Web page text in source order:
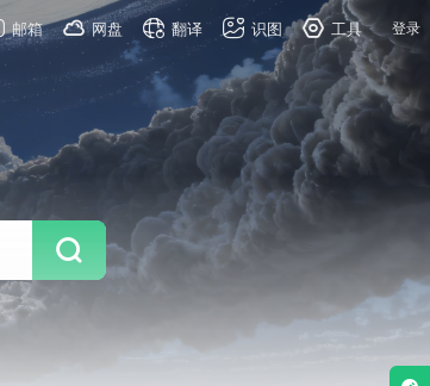
邮箱 网盘 翻译 识图 工具 登录